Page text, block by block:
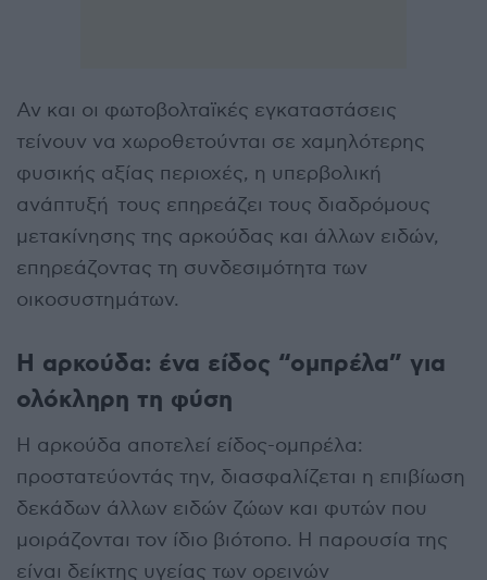
Αν και οι φωτοβολταϊκές εγκαταστάσεις
τείνουν να χωροθετούνται σε χαμηλότερης
φυσικής αξίας περιοχές, η υπερβολική
ανάπτυξή τους επηρεάζει τους διαδρόμους
μετακίνησης της αρκούδας και άλλων ειδών,
επηρεάζοντας τη συνδεσιμότητα των
οικοσυστημάτων.
Η αρκούδα: ένα είδος “ομπρέλα” για
ολόκληρη τη φύση
Η αρκούδα αποτελεί είδος-ομπρέλα:
προστατεύοντάς την, διασφαλίζεται η επιβίωση
δεκάδων άλλων ειδών ζώων και φυτών που
μοιράζονται τον ίδιο βιότοπο. Η παρουσία της
είναι δείκτης υγείας των ορεινών